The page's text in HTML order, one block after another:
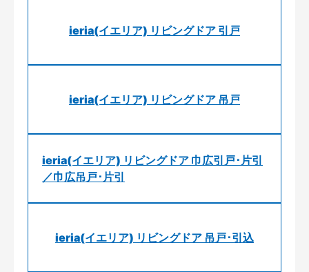
ieria(イエリア) リビングドア 引戸
ieria(イエリア) リビングドア 吊戸
ieria(イエリア) リビングドア 巾広引戸･片引
／巾広吊戸･片引
ieria(イエリア) リビングドア 吊戸･引込